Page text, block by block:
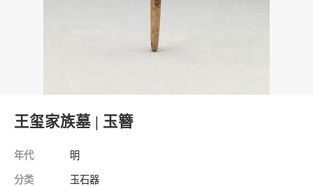
王玺家族墓 | 玉簪
年代 明
分类 玉石器